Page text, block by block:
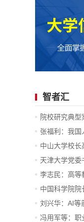
智者汇
院校研究典型
张福利：我国
中山大学校长
发...
天津大学党委
一...
李志民：高等
中国科学院院
进...
刘兴华：AI等
底...
冯用军等：职